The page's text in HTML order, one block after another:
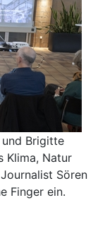
Brigitte
Klima, Natur
Sören
Finger ein.